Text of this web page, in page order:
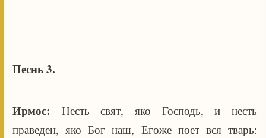
Песнь 3.
Ирмос: Несть свят, яко Господь, и несть
праведен, яко Бог наш, Егоже поет вся тварь: